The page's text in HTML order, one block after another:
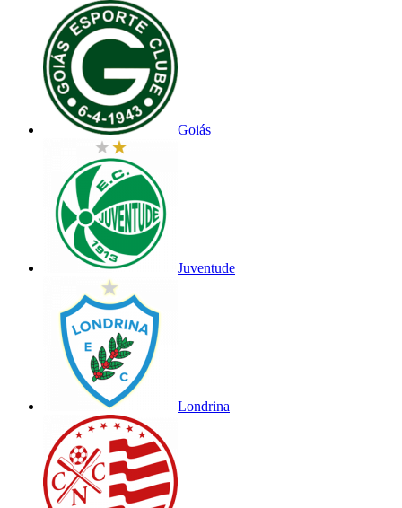
Goiás
Juventude
Londrina